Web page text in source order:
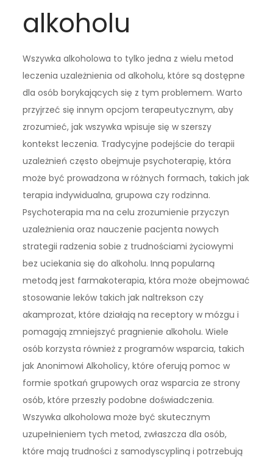
alkoholu
Wszywka alkoholowa to tylko jedna z wielu metod
leczenia uzależnienia od alkoholu, które są dostępne
dla osób borykających się z tym problemem. Warto
przyjrzeć się innym opcjom terapeutycznym, aby
zrozumieć, jak wszywka wpisuje się w szerszy
kontekst leczenia. Tradycyjne podejście do terapii
uzależnień często obejmuje psychoterapię, która
może być prowadzona w różnych formach, takich jak
terapia indywidualna, grupowa czy rodzinna.
Psychoterapia ma na celu zrozumienie przyczyn
uzależnienia oraz nauczenie pacjenta nowych
strategii radzenia sobie z trudnościami życiowymi
bez uciekania się do alkoholu. Inną popularną
metodą jest farmakoterapia, która może obejmować
stosowanie leków takich jak naltrekson czy
akamprozat, które działają na receptory w mózgu i
pomagają zmniejszyć pragnienie alkoholu. Wiele
osób korzysta również z programów wsparcia, takich
jak Anonimowi Alkoholicy, które oferują pomoc w
formie spotkań grupowych oraz wsparcia ze strony
osób, które przeszły podobne doświadczenia.
Wszywka alkoholowa może być skutecznym
uzupełnieniem tych metod, zwłaszcza dla osób,
które mają trudności z samodyscypliną i potrzebują